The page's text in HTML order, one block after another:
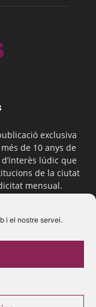
i el nostre servei.
exclusiva
de 10 anys de
lúdic que
de la ciutat
mensual.